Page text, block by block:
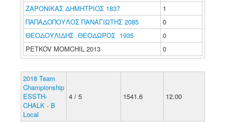
ΖΑΡΟΝΙΚΑΣ ΔΗΜΗΤΡΙΟΣ 1837
1
ΠΑΠΑΔΟΠΟΥΛΟΣ ΠΑΝΑΓΙΩΤΗΣ 2085
0
ΘΕΟΔΟΥΛΙΔΗΣ ΘΕΟΔΩΡΟΣ 1935
0
PETKOV MOMCHIL 2013
0
2018 Team
Championship
ESSTH-
CHALK - B
Local
4 / 5 1541.6 12.00